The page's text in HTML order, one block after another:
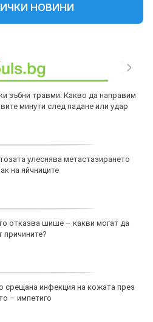
НОВИНИ
зъбни травми: Какво да направим
минути след падане или удар
улеснява метастазирането
на яйчниците
отказва шише – какви могат да
причините?
срещана инфекция на кожата през
– импетиго